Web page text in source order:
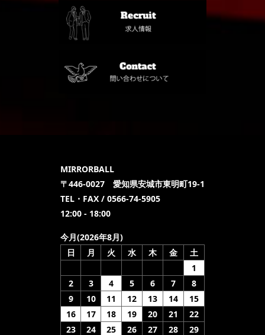
MIRRORBALL
〒446-0027 愛知県安城市東明町19-1
TEL・FAX / 0566-74-5905
12:00 - 18:00
今月(2026年8月)
日
月 火 水 木 金
土
1
2
3 4 5 6 7
8
9
10 11 12 13 14
15
16
17 18 19 20 21
22
23
24 25 26 27 28 29